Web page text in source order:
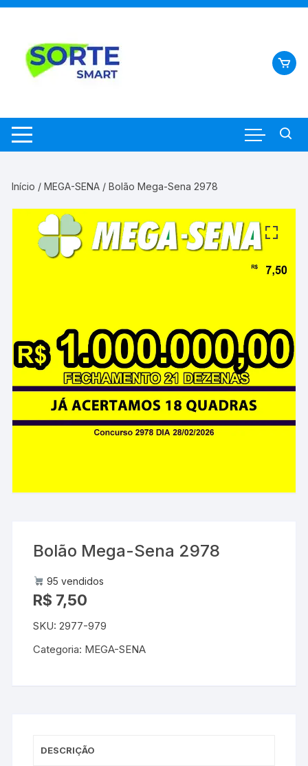
Pular
conteúdo
Início /MEGA-SENA / Bolão Mega-Sena 2978
Bolão Mega-Sena 2978
95 vendidos
R$ 7,50
SKU:2977-979
Categoria: MEGA-SENA
DESCRIÇÃO